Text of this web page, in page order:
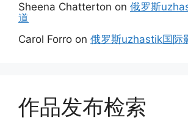
Sheena Chatterton on 俄罗斯
道
Carol Forro on 俄罗斯uzhastik国际
作品发布检索